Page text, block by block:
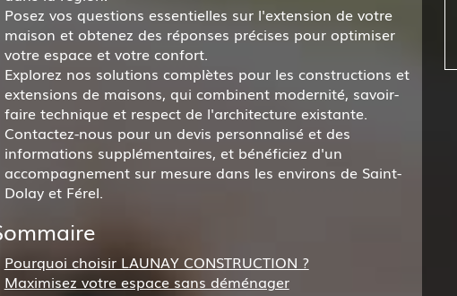
Posez vos questions essentielles sur l'extension de votre
maison et obtenez des réponses précises pour optimiser
votre espace et votre confort.
Explorez nos solutions complètes pour les constructions et
extensions de maisons, qui combinent modernité, savoir-
faire technique et respect de l'architecture existante.
Contactez-nous pour un devis personnalisé et des
informations supplémentaires, et bénéficiez d'un
accompagnement sur mesure dans les environs de Saint-
Dolay et Férel.
Pourquoi choisir LAUNAY CONSTRUCTION ?
Maximisez votre espace sans déménager